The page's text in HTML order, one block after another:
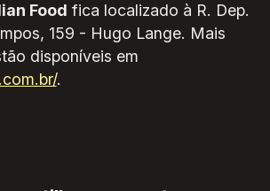
Food fica localizado à R. Dep.
159 - Hugo Lange. Mais
disponíveis em
.